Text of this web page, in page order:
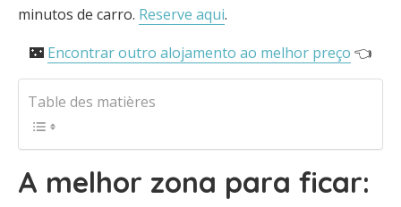
minutos de carro. Reserve aqui.
🌃 Encontrar outro alojamento ao melhor preço 👈
Table des matières
A melhor zona para ficar: